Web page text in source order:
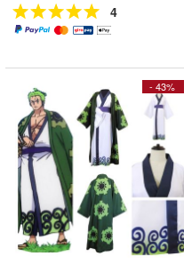
4
- 43%